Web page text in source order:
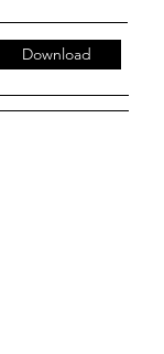
Download